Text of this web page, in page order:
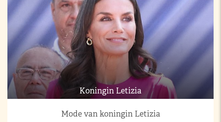
Koningin Letizia
Mode van koningin Letizia